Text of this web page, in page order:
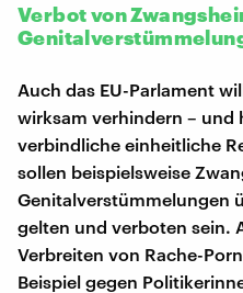
Verbot von
Auch das EU-Parlament
wirksam verhindern – und
verbindliche einheitliche
sollen beispielsweise
Genitalverstümmelungen
gelten und verboten sein.
Verbreiten von Rache-
Beispiel gegen